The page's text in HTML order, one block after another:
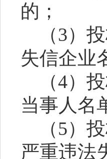
的；
（3）
失信企业
（4）
当事人名
（5）
严重违法